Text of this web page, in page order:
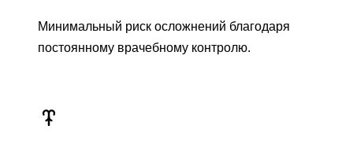
Минимальный риск осложнений благодаря
постоянному врачебному контролю.